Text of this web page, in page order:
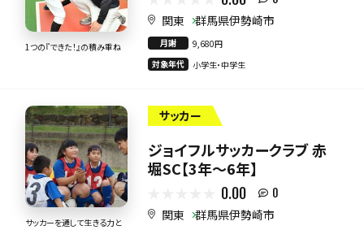
1つの『できた！』の積み重ね
関東 群馬県伊勢崎市
月謝
9,680円
対象年代
小学生・中学生
サッカーを通して生きる力と
サッカー
ジョイフルサッカークラブ 赤
堀SC【3年～6年】
0.00 0
関東 群馬県伊勢崎市